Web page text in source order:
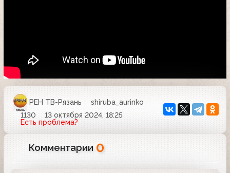
РЕН ТВ-Рязань
shiruba_aurinko
1130
13 октября 2024, 18:25
Есть проблема?
Комментарии 0